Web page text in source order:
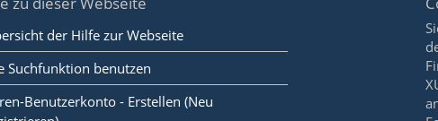
der Hilfe zur Webseite
Suchfunktion benutzen
Benutzerkonto - Erstellen (Neu